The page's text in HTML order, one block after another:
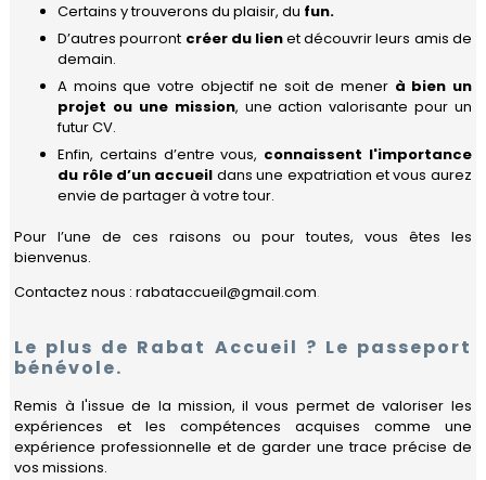
Gouvernance
Bénévoles
de
Présidente
Le
réseau
Arriver
Rabat
Quartiers
Travailler
déplacer
Se
loger
Vivre
quotidien
Scolariser
Se
soigner
S'ÉPANOUIR
activités
Actualités
PARTENAIRES
Devenir
partenaires
Nos
partenaires
adhérents
votre
annonce
pro
NOUS
REJOINDRE
Contact
Guide
Pratique
de
Rabat
Formulaire
Certains y trouverons du plaisir, du fun.
D’autres pourront créer du lienet découvrir leurs amis de
demain.
A moins que votre objectif ne soit de mener à bien un
projet ou une mission, une action valorisante pour un
futur CV.
Enfin, certains d’entre vous, connaissent l'importance
du rôle d’un accueil dans une expatriation et vous aurez
envie de partager à votre tour.
Pour l’une de ces raisons ou pour toutes, vous êtes les
bienvenus.
Contactez nous : rabataccueil@gmail.com.
Le plus de Rabat Accueil ? Le passeport
bénévole.
Remis à l'issue de la mission, il vous permet de valoriser les
expériences et les compétences acquises comme une
expérience professionnelle et de garder une trace précise de
vos missions.